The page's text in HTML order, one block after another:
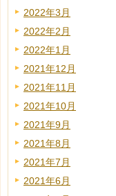
2022年3月
2022年2月
2022年1月
2021年12月
2021年11月
2021年10月
2021年9月
2021年8月
2021年7月
2021年6月